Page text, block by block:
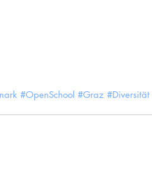
#OpenSchool #Graz #Diversität